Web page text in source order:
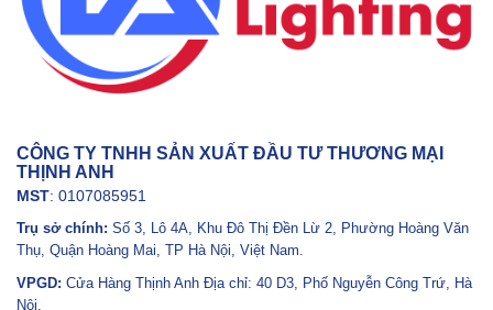
CÔNG TY TNHH SẢN XUẤT ĐẦU TƯ THƯƠNG MẠI
THỊNH ANH
MST: 0107085951
Trụ sở chính: Số 3, Lô 4A, Khu Đô Thị Đền Lừ 2, Phường Hoàng Văn
Thụ, Quận Hoàng Mai, TP Hà Nội, Việt Nam.
VPGD: Cửa Hàng Thịnh Anh Địa chỉ: 40 D3, Phố Nguyễn Công Trứ, Hà
Nội.